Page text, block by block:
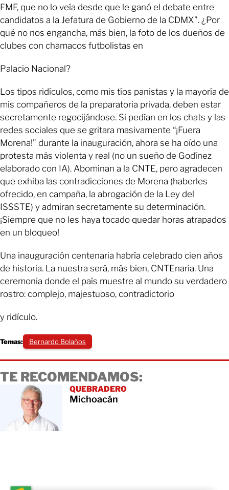
FMF, que no lo veía desde que le ganó el debate entre
candidatos a la Jefatura de Gobierno de la CDMX”. ¿Por
qué no nos engancha, más bien, la foto de los dueños de
clubes con chamacos futbolistas en
Palacio Nacional?
Los tipos ridículos, como mis tíos panistas y la mayoría de
mis compañeros de la preparatoria privada, deben estar
secretamente regocijándose. Si pedían en los chats y las
redes sociales que se gritara masivamente “¡Fuera
Morena!” durante la inauguración, ahora se ha oído una
protesta más violenta y real (no un sueño de Godínez
elaborado con IA). Abominan a la CNTE, pero agradecen
que exhiba las contradicciones de Morena (haberles
ofrecido, en campaña, la abrogación de la Ley del
ISSSTE) y admiran secretamente su determinación.
¡Siempre que no les haya tocado quedar horas atrapados
en un bloqueo!
Una inauguración centenaria habría celebrado cien años
de historia. La nuestra será, más bien, CNTEnaria. Una
ceremonia donde el país muestre al mundo su verdadero
rostro: complejo, majestuoso, contradictorio
y ridículo.
Temas: Bernardo Bolaños
TE RECOMENDAMOS:
QUEBRADERO
Michoacán